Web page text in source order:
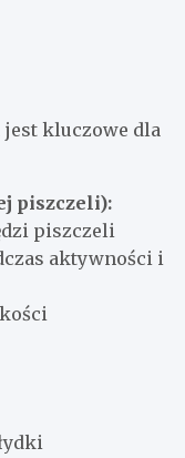
jest kluczowe dla
piszczeli):
piszczeli
aktywności i